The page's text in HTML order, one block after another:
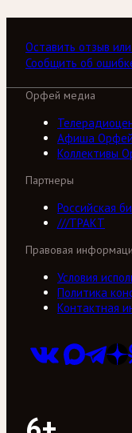
Оставить отзыв
Сообщить об
Орфей медиа
Афиша Орфей
Коллективы
Партнеры
Российская
///ТРАКТ
Правовая
Условия
Политика
Контактная